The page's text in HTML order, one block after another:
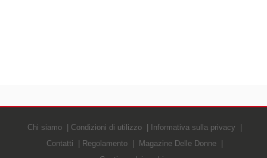
Chi siamo Condizioni di utilizzo
Informativa sulla privacy
Contatti
Regolamento
Magazine Delle Donne